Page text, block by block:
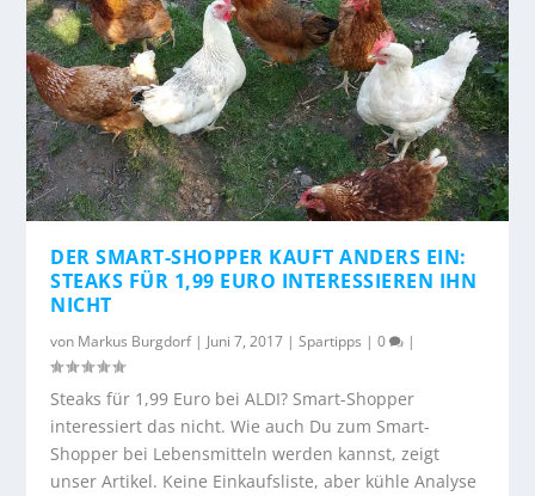
DER SMART-SHOPPER KAUFT ANDERS EIN:
STEAKS FÜR 1,99 EURO INTERESSIEREN IHN
NICHT
von Markus Burgdorf| Juni 7, 2017 |Spartipps |0 |
Steaks für 1,99 Euro bei ALDI? Smart-Shopper
interessiert das nicht. Wie auch Du zum Smart-
Shopper bei Lebensmitteln werden kannst, zeigt
unser Artikel. Keine Einkaufsliste, aber kühle Analyse